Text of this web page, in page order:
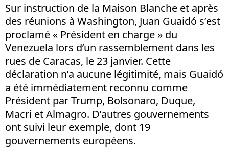
Sur instruction de la Maison Blanche et après
des réunions à Washington, Juan Guaidó s’est
proclamé « Président en charge » du
Venezuela lors d’un rassemblement dans les
rues de Caracas, le 23 janvier. Cette
déclaration n’a aucune légitimité, mais Guaidó
a été immédiatement reconnu comme
Président par Trump, Bolsonaro, Duque,
Macri et Almagro. D’autres gouvernements
ont suivi leur exemple, dont 19
gouvernements européens.